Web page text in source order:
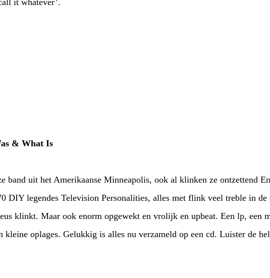
it whatever’.
& What Is
band uit het Amerikaanse Minneapolis, ook al klinken ze ontzettend
DIY legendes Television Personalities, alles met flink veel treble in de
klinkt. Maar ook enorm opgewekt en vrolijk en upbeat. Een lp, een
kleine oplages. Gelukkig is alles nu verzameld op een cd. Luister de